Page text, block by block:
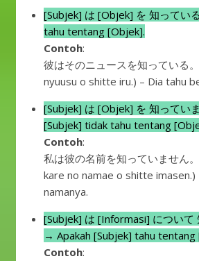
[Subjek] は [Objek] を 知ってい
tahu tentang [Objek].
Contoh:
彼はそのニュースを知っている
nyuusu o shitte iru.) – Dia tahu
[Subjek] は [Objek] を 知ってい
[Subjek] tidak tahu tentang
Contoh:
私は彼の名前を知っていません
kare no namae o shitte imasen.)
namanya.
[Subjek] は [Informasi] について
→ Apakah [Subjek] tahu
Contoh: